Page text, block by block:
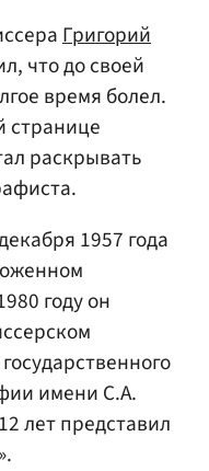
Григорий
что до своей
время болел.
странице
раскрывать
1957 года
году он
имени С.А.
лет представил